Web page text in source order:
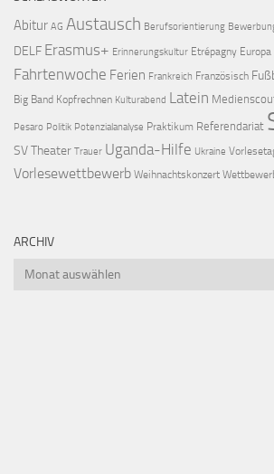
Abitur AG Austausch Berufsorientierung
DELF Erasmus+ Erinnerungskultur Etrépagny Europa
Fahrtenwoche Ferien Frankreich Französisch
Big Band Kopfrechnen Kulturabend Latein
Pesaro Politik Potenzialanalyse Praktikum Referendariat
SVTheater Trauer Uganda-Hilfe Ukraine
Vorlesewettbewerb Weihnachtskonzert
ARCHIV